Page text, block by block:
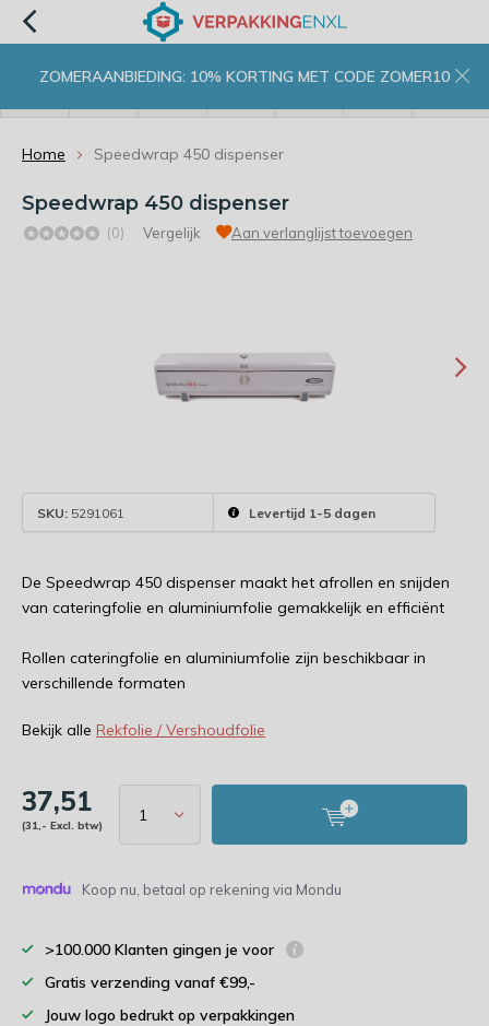
ZOMERAANBIEDING: 10% KORTING MET CODE ZOMER10
Home Speedwrap 450 dispenser
Speedwrap 450 dispenser
(0) Vergelijk Aan verlanglijst toevoegen
SKU: 5291061 Levertijd 1-5 dagen
De Speedwrap 450 dispenser maakt het afrollen en snijden
van cateringfolie en aluminiumfolie gemakkelijk en efficiënt
Rollen cateringfolie en aluminiumfolie zijn beschikbaar in
verschillende formaten
Bekijk alle Rekfolie / Vershoudfolie
37,51
(31,- Excl. btw)
Koop nu, betaal op rekening via Mondu
>100.000 Klanten gingen je voor
Gratis verzending vanaf €99,-
Jouw logo bedrukt op verpakkingen